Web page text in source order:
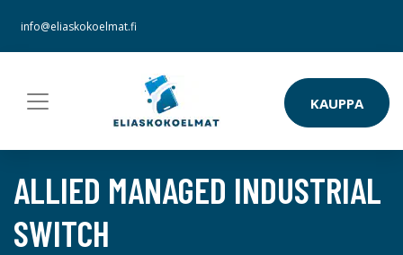
info@eliaskokoelmat.fi
KAUPPA
ALLIED MANAGED INDUSTRIAL
SWITCH